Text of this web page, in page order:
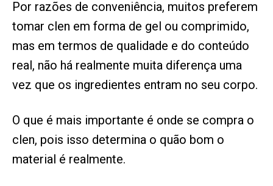
Por razões de conveniência, muitos preferem
tomar clen em forma de gel ou comprimido,
mas em termos de qualidade e do conteúdo
real, não há realmente muita diferença uma
vez que os ingredientes entram no seu corpo.
O que é mais importante é onde se compra o
clen, pois isso determina o quão bom o
material é realmente.